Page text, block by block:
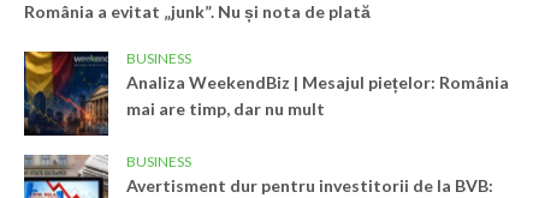
România a evitat „junk”. Nu și nota de plată
BUSINESS
Analiza WeekendBiz | Mesajul piețelor: România
mai are timp, dar nu mult
BUSINESS
Avertisment dur pentru investitorii de la BVB: